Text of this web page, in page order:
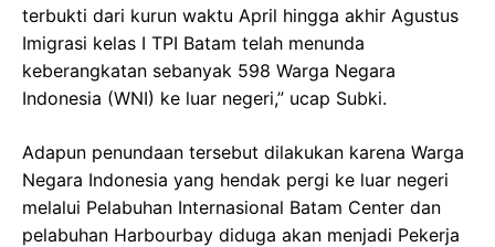
terbukti dari kurun waktu April hingga akhir Agustus
Imigrasi kelas I TPI Batam telah menunda
keberangkatan sebanyak 598 Warga Negara
Indonesia (WNI) ke luar negeri,” ucap Subki.
Adapun penundaan tersebut dilakukan karena Warga
Negara Indonesia yang hendak pergi ke luar negeri
melalui Pelabuhan Internasional Batam Center dan
pelabuhan Harbourbay diduga akan menjadi Pekerja